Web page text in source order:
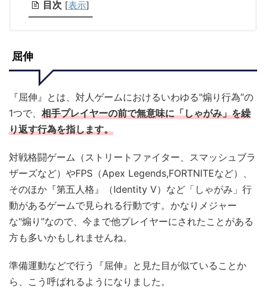
目次 [表示]
屈伸
『屈伸』とは、対人ゲームにおけるいわゆる"煽り行為”の
1つで、 相手プレイヤーの前で無意味に「しゃがみ」を繰
り返す行為を指します。
対戦格闘ゲーム（ストリートファイター、スマッシュブラ
ザーズなど）やFPS（Apex Legends,FORTNITEなど）、
そのほか『第五人格』（Identity V）など「しゃがみ」行
動があるゲームで見られる行動です。かなりメジャー
な"煽り”なので、今まで他プレイヤーにされたことがある
方も多いかもしれませんね。
準備運動などで行う『屈伸』と見た目が似ていることか
ら、こう呼ばれるようになりました。